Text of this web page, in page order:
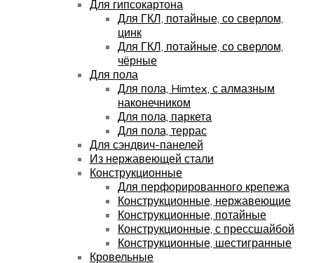
Для гипсокартона
Для ГКЛ, потайные, со сверлом,
цинк
Для ГКЛ, потайные, со сверлом,
чёрные
Для пола
Для пола, Himtex, с алмазным
наконечником
Для пола, паркета
Для пола, террас
Для сэндвич-панелей
Из нержавеющей стали
Конструкционные
Для перфорированного крепежа
Конструкционные, нержавеющие
Конструкционные, потайные
Конструкционные, с прессшайбой
Конструкционные, шестигранные
Кровельные